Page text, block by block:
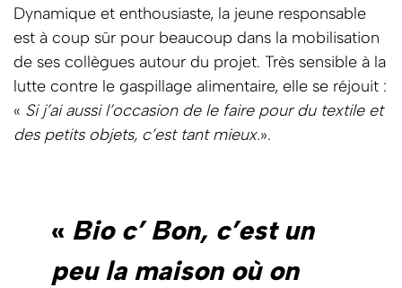
Dynamique et enthousiaste, la jeune responsable
est à coup sûr pour beaucoup dans la mobilisation
de ses collègues autour du projet. Très sensible à la
lutte contre le gaspillage alimentaire, elle se réjouit :
« Si j’ai aussi l’occasion de le faire pour du textile et
des petits objets, c’est tant mieux.».
« Bio c’ Bon, c’est un
peu la maison où on